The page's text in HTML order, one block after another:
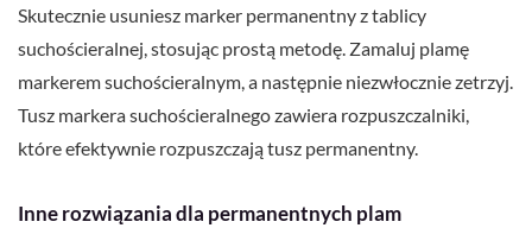
Skutecznie usuniesz marker permanentny z tablicy
suchościeralnej, stosując prostą metodę. Zamaluj plamę
markerem suchościeralnym, a następnie niezwłocznie zetrzyj.
Tusz markera suchościeralnego zawiera rozpuszczalniki,
które efektywnie rozpuszczają tusz permanentny.
Inne rozwiązania dla permanentnych plam